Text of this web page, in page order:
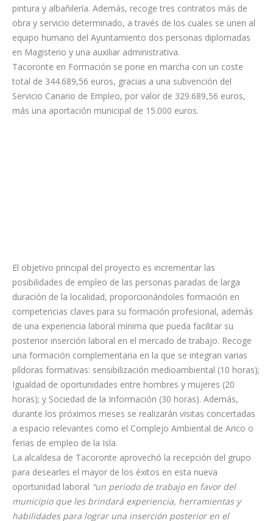
pintura y albañilería. Además, recoge tres contratos más de
obra y servicio determinado, a través de los cuales se unen al
equipo humano del Ayuntamiento dos personas diplomadas
en Magisterio y una auxiliar administrativa.
Tacoronte en Formación se pone en marcha con un coste
total de 344.689,56 euros, gracias a una subvención del
Servicio Canario de Empleo, por valor de 329.689,56 euros,
más una aportación municipal de 15.000 euros.
El objetivo principal del proyecto es incrementar las
posibilidades de empleo de las personas paradas de larga
duración de la localidad, proporcionándoles formación en
competencias claves para su formación profesional, además
de una experiencia laboral mínima que pueda facilitar su
posterior inserción laboral en el mercado de trabajo. Recoge
una formación complementaria en la que se integran varias
píldoras formativas: sensibilización medioambiental (10 horas);
Igualdad de oportunidades entre hombres y mujeres (20
horas); y Sociedad de la Información (30 horas). Además,
durante los próximos meses se realizarán visitas concertadas
a espacio relevantes como el Complejo Ambiental de Arico o
ferias de empleo de la Isla.
La alcaldesa de Tacoronte aprovechó la recepción del grupo
para desearles el mayor de los éxitos en esta nueva
oportunidad laboral “un periodo de trabajo en favor del
municipio que les brindará experiencia, herramientas y
habilidades para lograr una inserción posterior en el